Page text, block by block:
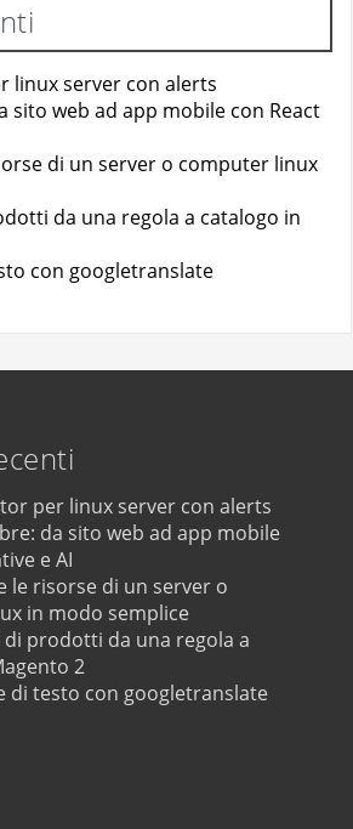
linux server con alerts
sito web ad app mobile con React
di un server o computer linux
da una regola a catalogo in
con googletranslate
per linux server con alerts
da sito web ad app mobile
e AI
le risorse di un server o
in modo semplice
di prodotti da una regola a
2
di testo con googletranslate